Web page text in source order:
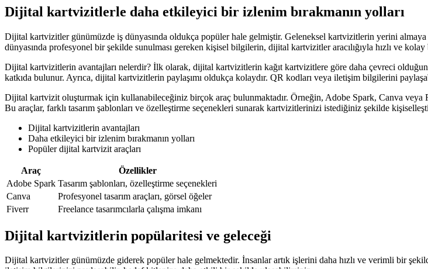
Dijital kartvizitlerle daha etkileyici bir izlenim bırakmanın yolları
Dijital kartvizitler günümüzde iş dünyasında oldukça popüler hale gelmiştir. Geleneksel kartvizitlerin yerini
dünyasında profesyonel bir şekilde sunulması gereken kişisel bilgilerin, dijital kartvizitler aracılığıyla hızlı ve
Dijital kartvizitlerin avantajları nelerdir? İlk olarak, dijital kartvizitlerin kağıt kartvizitlere göre daha çevreci
katkıda bulunur. Ayrıca, dijital kartvizitlerin paylaşımı oldukça kolaydır. QR kodları veya iletişim bilgilerini
Dijital kartvizit oluşturmak için kullanabileceğiniz birçok araç bulunmaktadır. Örneğin, Adobe Spark, Canva
Bu araçlar, farklı tasarım şablonları ve özelleştirme seçenekleri sunarak kartvizitlerinizi istediğiniz şekilde
Dijital kartvizitlerin avantajları
Daha etkileyici bir izlenim bırakmanın yolları
Popüler dijital kartvizit araçları
Araç
Özellikler
Adobe Spark Tasarım şablonları, özelleştirme seçenekleri
Canva
Profesyonel tasarım araçları, görsel öğeler
Fiverr
Freelance tasarımcılarla çalışma imkanı
Dijital kartvizitlerin popülaritesi ve geleceği
Dijital kartvizitler günümüzde giderek popüler hale gelmektedir. İnsanlar artık işlerini daha hızlı ve verimli bir